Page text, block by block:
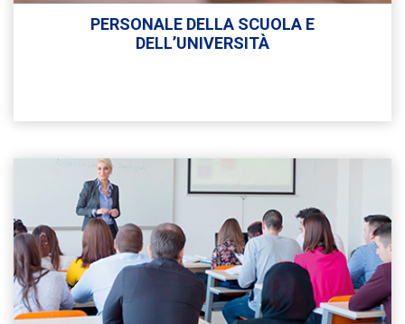
PERSONALE DELLA SCUOLA E
DELL’UNIVERSITÀ